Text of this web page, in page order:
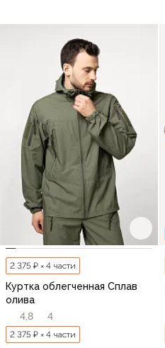
2 375 ₽ × 4 части
Куртка облегченная Сплав
олива
4,8
4
2 375 ₽ × 4 части